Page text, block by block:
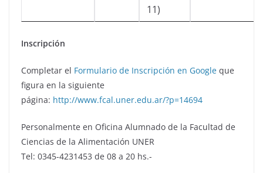
11)
Inscripción
Completar el Formulario de Inscripción en Google que
figura en la siguiente
página: http://www.fcal.uner.edu.ar/?p=14694
Personalmente en Oficina Alumnado de la Facultad de
Ciencias de la Alimentación UNER
Tel: 0345-4231453 de 08 a 20 hs.-